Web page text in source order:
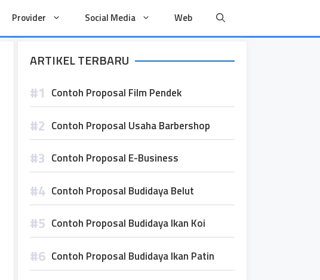
Provider Social Media Web
ARTIKEL TERBARU
Contoh Proposal Film Pendek
Contoh Proposal Usaha Barbershop
Contoh Proposal E-Business
Contoh Proposal Budidaya Belut
Contoh Proposal Budidaya Ikan Koi
Contoh Proposal Budidaya Ikan Patin